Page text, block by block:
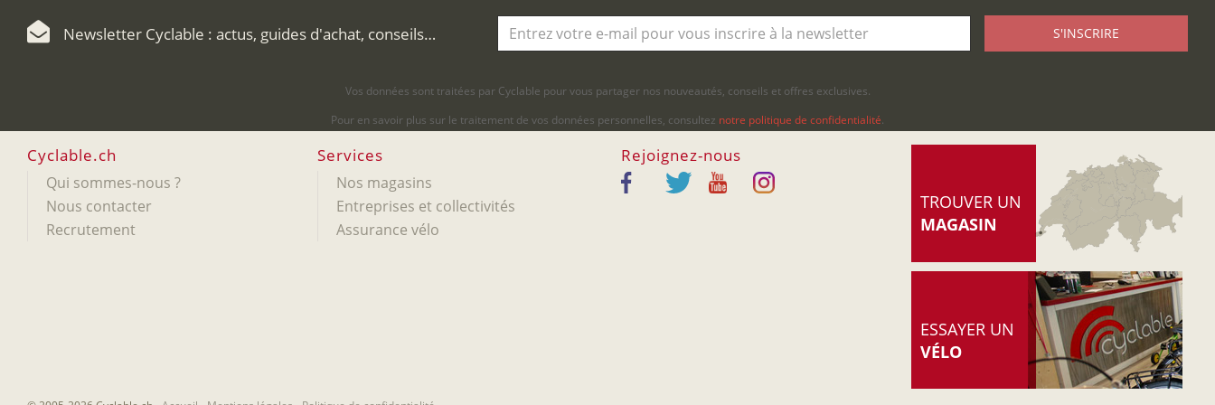
Newsletter Cyclable : actus, guides d'achat, conseils… S'INSCRIRE
Vos données sont traitées par Cyclable pour vous partager nos nouveautés, conseils et offres exclusives.
Pour en savoir plus sur le traitement de vos données personnelles, consultez notre politique de confidentialité.
Cyclable.ch
Qui sommes-nous ?
Nous contacter
Recrutement
Services
Nos magasins
Entreprises et collectivités
Assurance vélo
Rejoignez-nous
TROUVER UN
MAGASIN
ESSAYER UN
VÉLO